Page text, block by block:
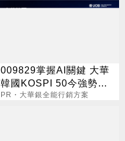
009829掌握AI關鍵 大華
韓國KOSPI 50今強勢開
募
PR・大華銀全能行銷方案